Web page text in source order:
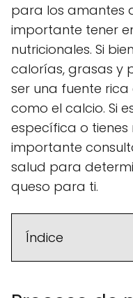
para los amantes
importante tener
nutricionales. Si
calorías, grasas y
ser una fuente rica
como el calcio. Si
específica o tienes
importante
salud para
queso para ti.
Índice